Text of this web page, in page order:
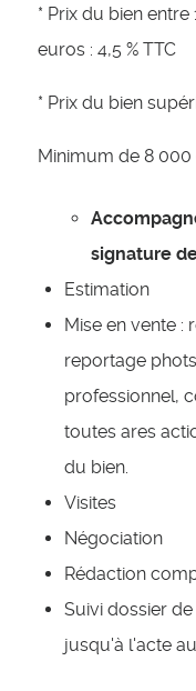
* Prix du bien
euros : 4,5 % TTC
* Prix du bien
Minimum de 8 000
signature
Estimation
Mise en vente :
reportage
professionnel,
toutes ares
du bien.
Visites
Négociation
Rédaction
Suivi dossier
jusqu'à l'acte